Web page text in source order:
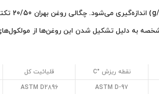
به دلیل تشکیل شدن این روغن‌ها از
نقطه ریزش °C قلیائیت کل
ASTM D-97
ASTM D2896